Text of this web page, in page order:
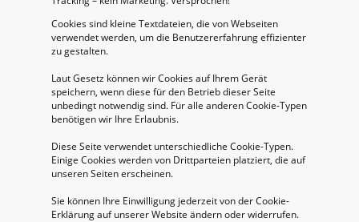
Cookies sind kleine Textdateien, die von Webseiten
verwendet werden, um die Benutzererfahrung effizienter
zu gestalten.
Laut Gesetz können wir Cookies auf Ihrem Gerät
speichern, wenn diese für den Betrieb dieser Seite
unbedingt notwendig sind. Für alle anderen Cookie-Typen
benötigen wir Ihre Erlaubnis.
Diese Seite verwendet unterschiedliche Cookie-Typen.
Einige Cookies werden von Drittparteien platziert, die auf
unseren Seiten erscheinen.
Sie können Ihre Einwilligung jederzeit von der Cookie-
Erklärung auf unserer Website ändern oder widerrufen.